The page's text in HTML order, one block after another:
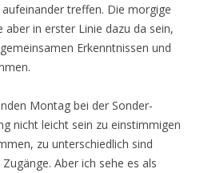
treffen. Die morgige
aber in erster Linie dazu da sein,
Erkenntnissen und
Montag bei der Sonder-
nicht leicht sein zu einstimmigen
zu unterschiedlich sind
Aber ich sehe es als